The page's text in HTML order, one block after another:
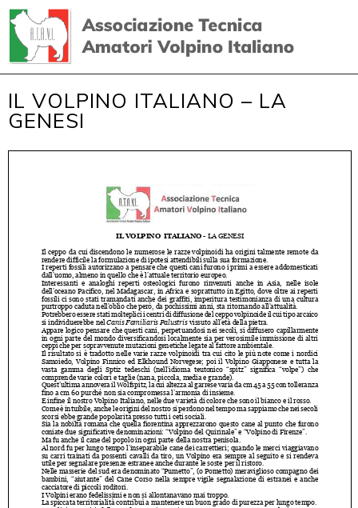
IL VOLPINO ITALIANO – LA
GENESI